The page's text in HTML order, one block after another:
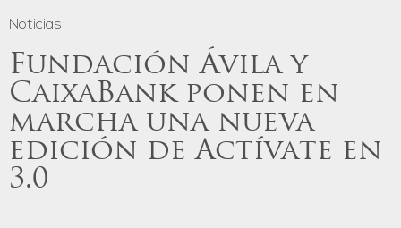
Noticias
Fundación Ávila y
CaixaBank ponen en
marcha una nueva
edición de Actívate en
3.0